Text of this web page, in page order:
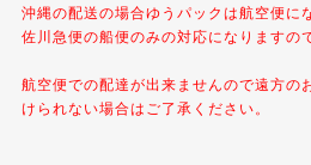
沖縄の配送の場合ゆうパックは航空便に
佐川急便の船便のみの対応になりますの
航空便での配達が出来ませんので遠方の
けられない場合はご了承ください。